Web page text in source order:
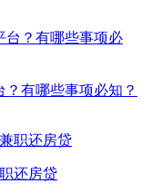
有哪些事项必知？
还房贷